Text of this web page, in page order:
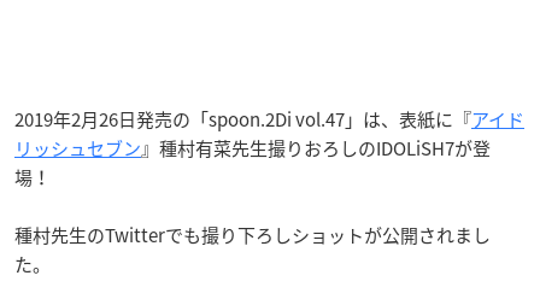
2019年2月26日発売の「spoon.2Di vol.47」は、表紙に『アイド
リッシュセブン』種村有菜先生撮りおろしのIDOLiSH7が登
場！
種村先生のTwitterでも撮り下ろしショットが公開されまし
た。